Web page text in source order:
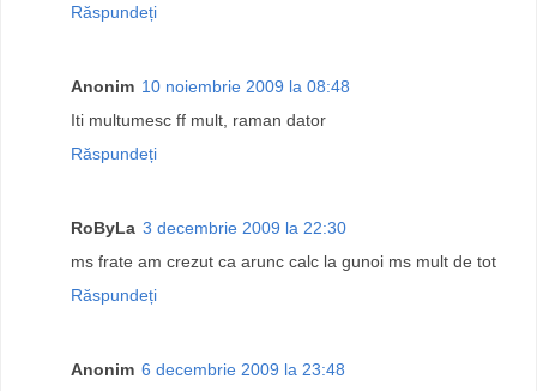
Răspundeți
Anonim 10 noiembrie 2009 la 08:48
Iti multumesc ff mult, raman dator
Răspundeți
RoByLa 3 decembrie 2009 la 22:30
ms frate am crezut ca arunc calc la gunoi ms mult de tot
Răspundeți
Anonim 6 decembrie 2009 la 23:48